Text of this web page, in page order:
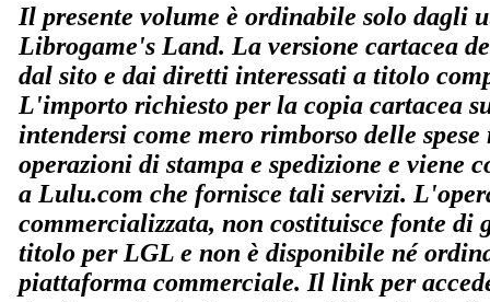
Il presente volume è ordinabile solo dagli
Librogame's Land. La versione cartacea
dal sito e dai diretti interessati a titolo
L'importo richiesto per la copia cartacea
intendersi come mero rimborso delle
operazioni di stampa e spedizione e viene
a Lulu.com che fornisce tali servizi.
commercializzata, non costituisce fonte di
titolo per LGL e non è disponibile né
piattaforma commerciale. Il link per